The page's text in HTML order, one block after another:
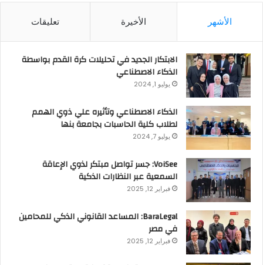
الأشهر الأخيرة تعليقات
الابتكار الجديد في تحليلات كرة القدم بواسطة
الذكاء الاصطناعي
يوليو 1, 2024
الذكاء الاصطناعي وتأثيره علي ذوي الهمم
لطلاب كلية الحاسبات بجامعة بنها
يوليو 7, 2024
VoiSee: جسر تواصل مبتكر لذوي الإعاقة
السمعية عبر النظارات الذكية
فبراير 12, 2025
BaraLegal: المساعد القانوني الذكي للمحامين
في مصر
فبراير 12, 2025